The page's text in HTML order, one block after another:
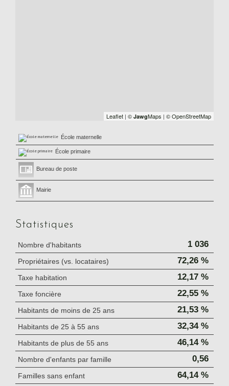
Leaflet | © JawgMaps | © OpenStreetMap
École maternelle
École primaire
Bureau de poste
Mairie
Statistiques
Nombre d'habitants 1 036
Propriétaires (vs. locataires) 72,26 %
Taxe habitation 12,17 %
Taxe foncière 22,55 %
Habitants de moins de 25 ans 21,53 %
Habitants de 25 à 55 ans 32,34 %
Habitants de plus de 55 ans 46,14 %
Nombre d'enfants par famille 0,56
Familles sans enfant 64,14 %